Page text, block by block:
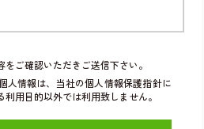
をご確認いただきご送信下さい。
人情報は、当社の個人情報保護指針に
用目的以外では利用致しません。